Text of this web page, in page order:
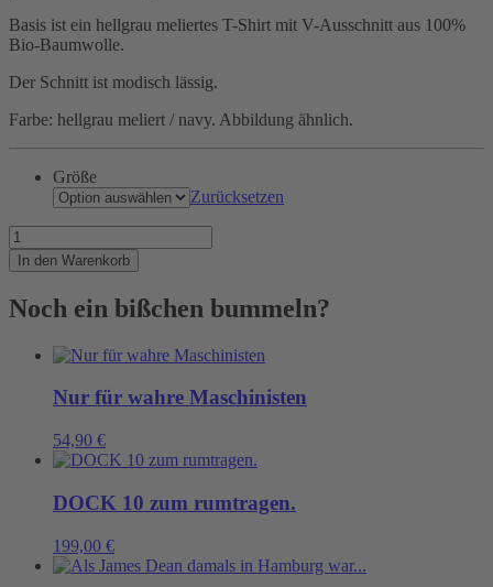
Basis ist ein hellgrau meliertes T-Shirt mit V-Ausschnitt aus 100%
Bio-Baumwolle.
Der Schnitt ist modisch lässig.
Farbe: hellgrau meliert / navy. Abbildung ähnlich.
Größe
Zurücksetzen
AHOI
meine
Herrn!
In den Warenkorb
Noch ein bißchen bummeln?
Nur für wahre Maschinisten
54,90 €
DOCK 10 zum rumtragen.
199,00 €